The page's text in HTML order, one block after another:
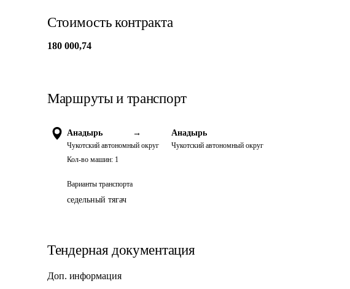
Стоимость контракта
180 000,74
Маршруты и транспорт
Анадырь →
Чукотский автономный округ
Анадырь
Чукотский автономный округ
Кол-во машин: 1
Варианты транспорта
седельный тягач
Тендерная документация
Доп. информация